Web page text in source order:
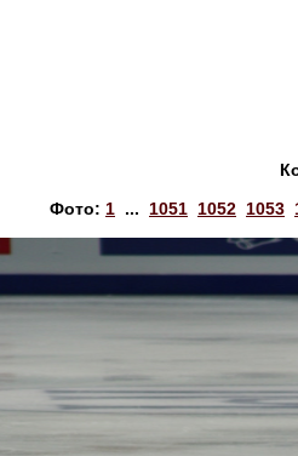
Фото: 1 ... 1051 1052 1053